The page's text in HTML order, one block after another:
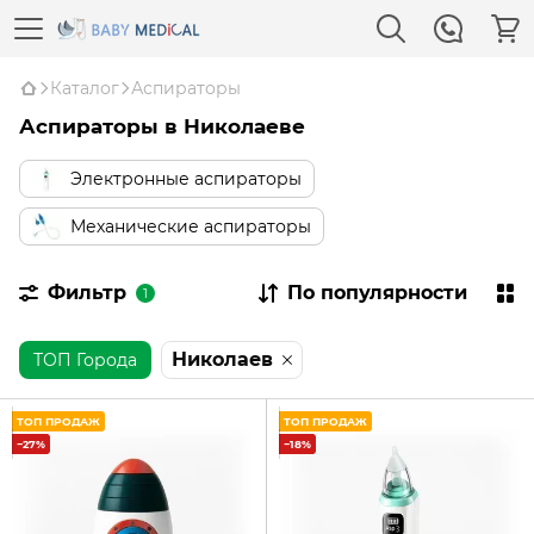
Каталог Аспираторы
Аспираторы в Николаеве
Электронные аспираторы
Механические аспираторы
Фильтр 1 По популярности
ТОП Города Николаев
ТОП ПРОДАЖ
−27%
ТОП ПРОДАЖ
−18%